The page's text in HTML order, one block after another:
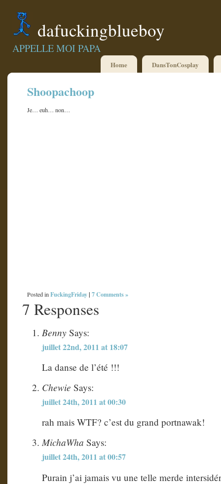
dafuckingblueboy
APPELLE MOI PAPA
Home DansTonCosplay
Shoopachoop
Je… euh… non…
Posted inFuckingFriday| 7 Comments »
7 Responses
Benny Says:
juillet 22nd, 2011 at 18:07
La danse de l’été !!!
Chewie Says:
juillet 24th, 2011 at 00:30
rah mais WTF? c’est du grand portnawak!
MichaWha Says:
juillet 24th, 2011 at 00:57
Purain j’ai jamais vu une telle merde